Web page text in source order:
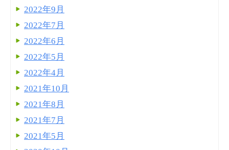
2022年9月
2022年7月
2022年6月
2022年5月
2022年4月
2021年10月
2021年8月
2021年7月
2021年5月